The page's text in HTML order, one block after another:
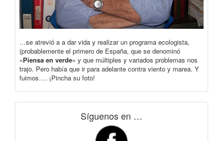
…se atrevió a a dar vida y realizar un programa ecologista,
(probablemente el primero de España, que se denominó
«Piensa en verde» y que múltiples y variados problemas nos
trajo. Pero había que ir para adelante contra viento y marea. Y
fuimos…. ¡Pincha su foto!
Síguenos en …